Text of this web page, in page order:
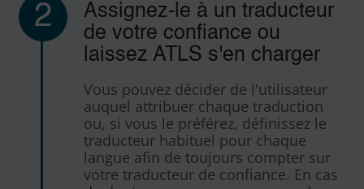
2
Assignez-le à un traducteur
de votre confiance ou
laissez ATLS s'en charger
Vous pouvez décider de l'utilisateur
auquel attribuer chaque traduction
ou, si vous le préférez, définissez le
traducteur habituel pour chaque
langue afin de toujours compter sur
votre traducteur de confiance. En cas